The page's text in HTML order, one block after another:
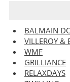
BALMAIN
VILLEROY &
WMF
GRILLIANCE
RELAXDAYS